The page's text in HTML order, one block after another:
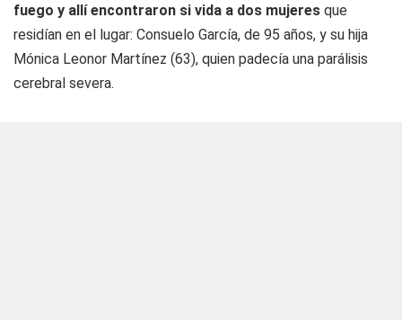
fuego y allí encontraron si vida a dos mujeres que
residían en el lugar: Consuelo García, de 95 años, y su hija
Mónica Leonor Martínez (63), quien padecía una parálisis
cerebral severa.